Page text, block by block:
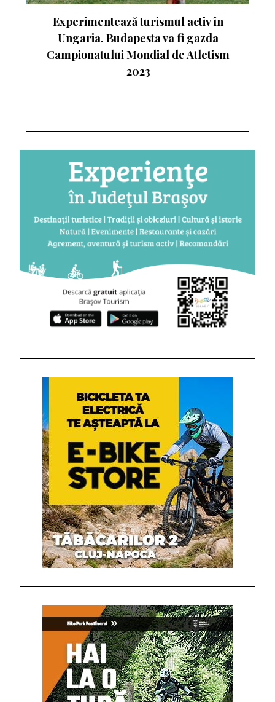
Experimentează turismul activ în
Ungaria. Budapesta va fi gazda
Campionatului Mondial de Atletism
2023